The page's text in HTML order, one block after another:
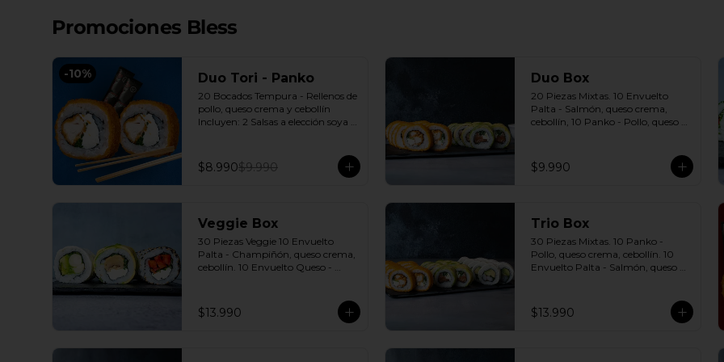
Promociones Bless
-10% Duo Tori - Panko
20 Bocados Tempura - Rellenos de
pollo, queso crema y cebollín
Incluyen: 2 Salsas a elección soya o
$8.990$9.990
Duo Box
20 Piezas Mixtas. 10 Envuelto
Palta - Salmón, queso crema,
cebollín, 10 Panko - Pollo, queso
palitos
$9.990
Veggie Box
30 Piezas Veggie 10 Envuelto
Palta - Champiñón, queso crema,
cebollín. 10 Envuelto Queso -
queso crema, cebollín. Incluye: 3
Salsas a elección soya o agridulce
$13.990
Trio Box
30 Piezas Mixtas. 10 Panko -
Pollo, queso crema, cebollín. 10
Envuelto Palta - Salmón, queso
3 Salsas a elección soya o agridulce
Bless + 2 palitos
$13.990